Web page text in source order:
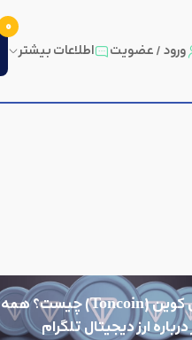
ورود / عضویت اطلاعات بیشتر
0
تون کوین (Toncoin) چیست؟ همه
ارز دیجیتال تلگرام